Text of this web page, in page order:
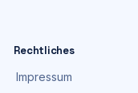
Rechtliches
Impressum